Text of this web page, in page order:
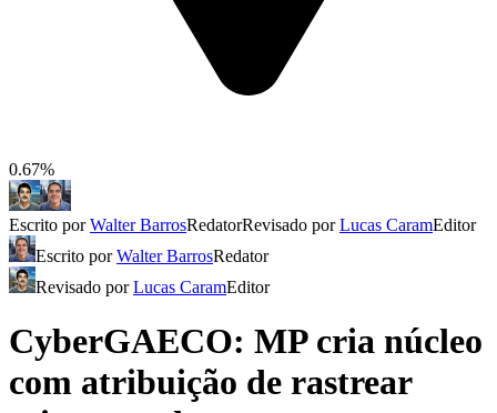
0.67%
Escrito porWalter BarrosRedatorRevisado porLucas CaramEditor
Escrito porWalter BarrosRedator
Revisado porLucas CaramEditor
CyberGAECO: MP cria núcleo
com atribuição de rastrear